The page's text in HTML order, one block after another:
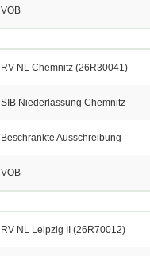
VOB
RV NL Chemnitz (26R30041)
SIB Niederlassung Chemnitz
Beschränkte Ausschreibung
VOB
RV NL Leipzig II (26R70012)